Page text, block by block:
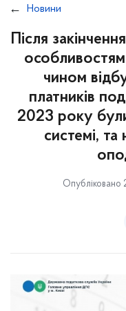
Новини
Після
чином
платників
2023 року
системі,